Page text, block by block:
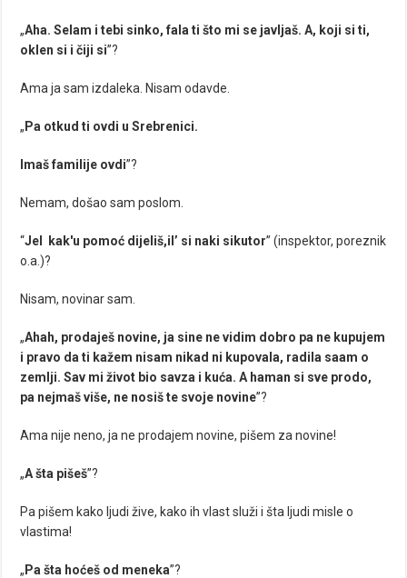
„Aha. Selam i tebi sinko, fala ti što mi se javljaš. A, koji si ti,
oklen si i čiji si”?
Ama ja sam izdaleka. Nisam odavde.
„ Pa otkud ti ovdi u Srebrenici.
Imaš familije ovdi”?
Nemam, došao sam poslom.
“Jel kak'u pomoć dijeliš,il’ si naki sikutor” (inspektor, poreznik
o.a.)?
Nisam, novinar sam.
„Ahah, prodaješ novine, ja sine ne vidim dobro pa ne kupujem
i pravo da ti kažem nisam nikad ni kupovala, radila saam o
zemlji. Sav mi život bio savza i kuća. A haman si sve prodo,
pa nejmaš više, ne nosiš te svoje novine”?
Ama nije neno, ja ne prodajem novine, pišem za novine!
„A šta pišeš”?
Pa pišem kako ljudi žive, kako ih vlast služi i šta ljudi misle o
vlastima!
„ Pa šta hoćeš od meneka”?